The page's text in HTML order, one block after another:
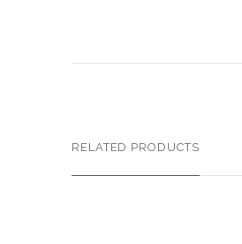
RELATED PRODUCTS